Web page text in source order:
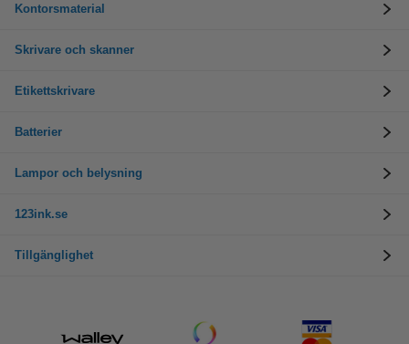
Kontorsmaterial
Skrivare och skanner
Etikettskrivare
Batterier
Lampor och belysning
123ink.se
Tillgänglighet